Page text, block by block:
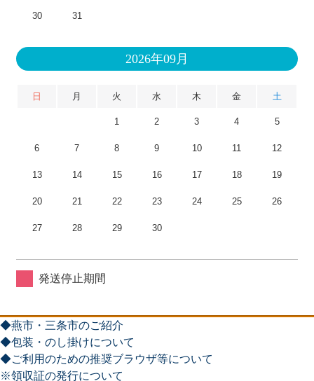
30 31
2026年09月
日 月 火 水 木 金 土
1 2 3 4 5
6 7 8 9 10 11 12
13 14 15 16 17 18 19
20 21 22 23 24 25 26
27 28 29 30
発送停止期間
◆燕市・三条市のご紹介
◆包装・のし掛けについて
◆ご利用のための推奨ブラウザ等について
※領収証の発行について